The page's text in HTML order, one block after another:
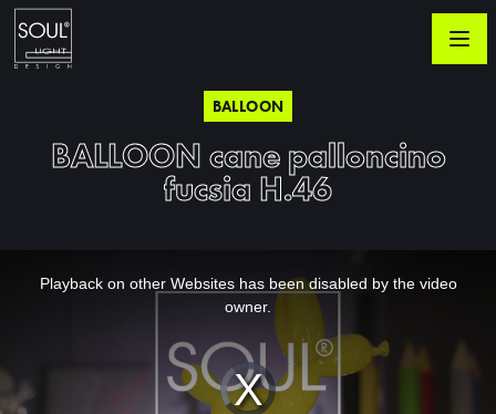
BALLOON
BALLOON cane palloncino
fucsia H.46
Video
Player
is
loading.
Playback on other Websites has been disabled by the video
owner.